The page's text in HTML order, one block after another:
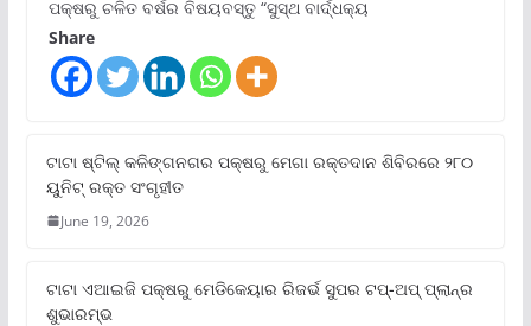
ପକ୍ଷରୁ ଚଳିତ ବର୍ଷର ବିଷୟବସ୍ତୁ “ସୁସ୍ଥ ବାର୍ଦ୍ଧକ୍ୟ
Share
ଟାଟା ଷ୍ଟିଲ୍‌ କଳିଙ୍ଗନଗର ପକ୍ଷରୁ ମେଗା ରକ୍ତଦାନ ଶିବିରରେ ୨୮୦
ୟୁନିଟ୍‌ ରକ୍ତ ସଂଗୃହୀତ
June 19, 2026
ଟାଟା ଏଆଇଜି ପକ୍ଷରୁ ମେଡିକେୟାର ରିଜର୍ଭ ସୁପର ଟପ୍‌-ଅପ୍ ପ୍ଲାନ୍‌ର
ଶୁଭାରମ୍ଭ